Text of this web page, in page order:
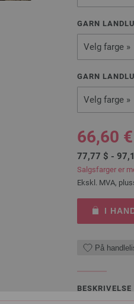
GARN
Velg farge »
GARN
Velg farge »
66,60
77,77 $ -
Salgsfarger er
Ekskl. MVA,
I
På
BESKRIVELSE